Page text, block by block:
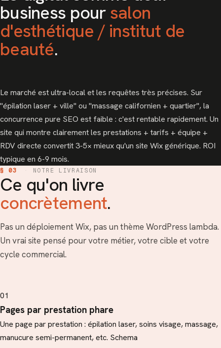
business poursalon
d'esthétique / institut de
beauté.
Le marché est ultra-local et les requêtes très précises. Sur
"épilation laser + ville" ou "massage californien + quartier", la
concurrence pure SEO est faible : c'est rentable rapidement. Un
site qui montre clairement les prestations + tarifs + équipe +
RDV directe convertit 3-5× mieux qu'un site Wix générique. ROI
typique en 6-9 mois.
§ 03 · NOTRE LIVRAISON
Ce qu'on livre
concrètement.
Pas un déploiement Wix, pas un thème WordPress lambda.
Un vrai site pensé pour votre métier, votre cible et votre
cycle commercial.
01
Pages par prestation phare
Une page par prestation : épilation laser, soins visage, massage,
manucure semi-permanent, etc. Schema